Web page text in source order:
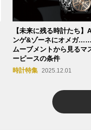
【未来に残る時計たち】
ンゲ&ゾーネにオメガ
ムーブメントから見るマ
ーピースの条件
時計特集 2025.12.01